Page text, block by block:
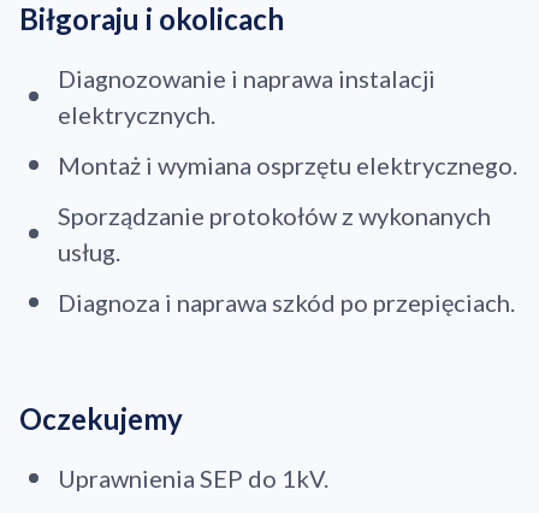
Biłgoraju i okolicach
Diagnozowanie i naprawa instalacji
elektrycznych.
Montaż i wymiana osprzętu elektrycznego.
Sporządzanie protokołów z wykonanych
usług.
Diagnoza i naprawa szkód po przepięciach.
Oczekujemy
Uprawnienia SEP do 1kV.